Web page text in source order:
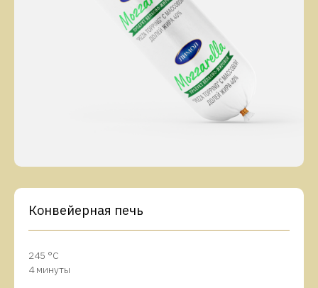
Конвейерная печь
245 °C
4 минуты